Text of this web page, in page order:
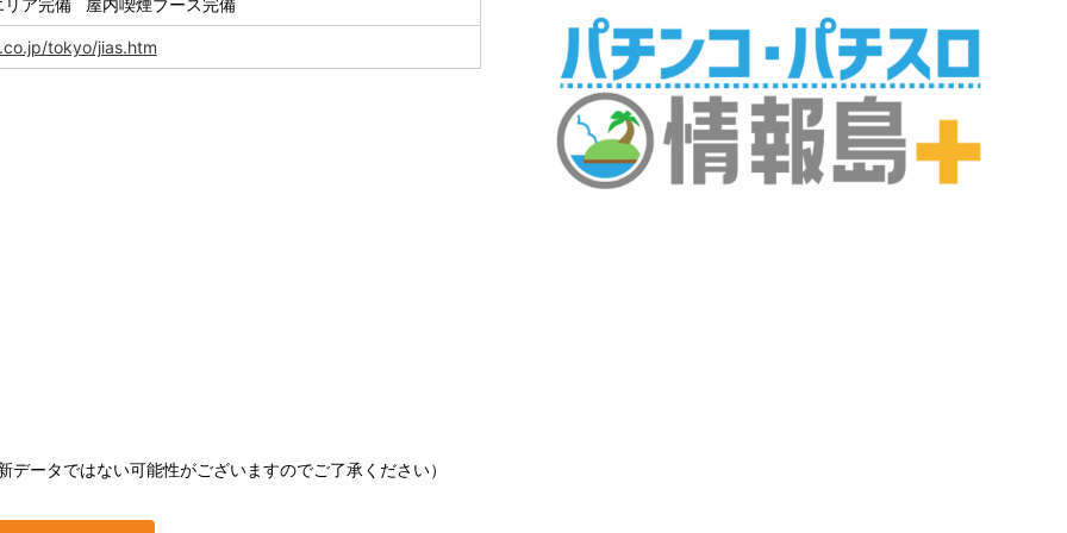
リア完備 屋内喫煙ブース完備
tokyo/jias.htm
ータではない可能性がございますのでご了承ください）